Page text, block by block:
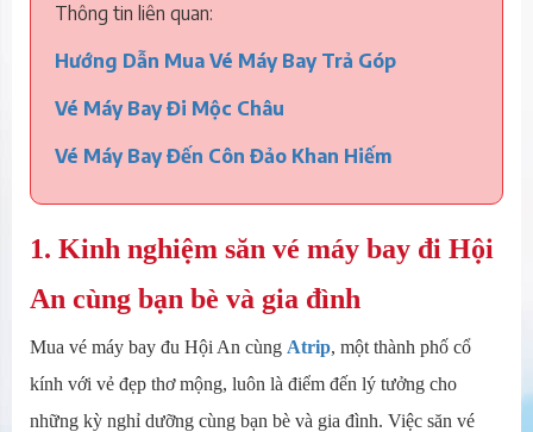
Thông tin liên quan:
Hướng Dẫn Mua Vé Máy Bay Trả Góp
Vé Máy Bay Đi Mộc Châu
Vé Máy Bay Đến Côn Đảo Khan Hiếm
1. Kinh nghiệm săn vé máy bay đi Hội
An cùng bạn bè và gia đình
Mua vé máy bay đu Hội An cùng Atrip, một thành phố cổ
kính với vẻ đẹp thơ mộng, luôn là điểm đến lý tưởng cho
những kỳ nghỉ dưỡng cùng bạn bè và gia đình. Việc săn vé